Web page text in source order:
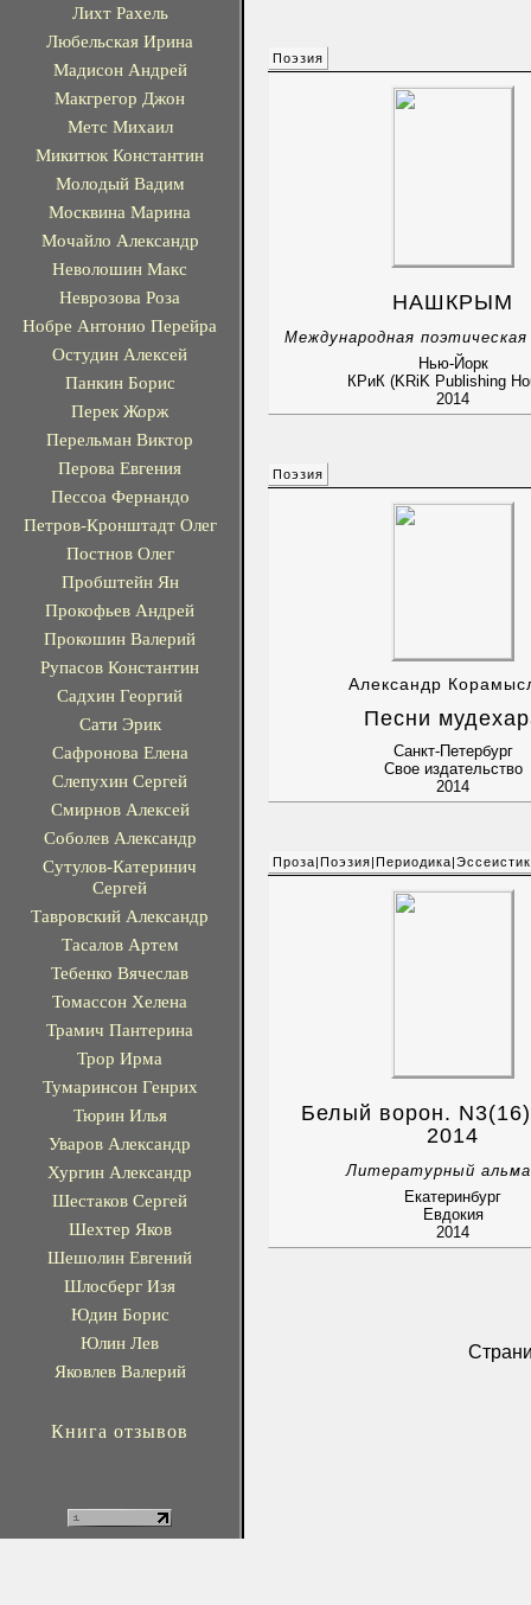
Лихт Рахель
Любельская Ирина
Мадисон Андрей
Макгрегор Джон
Метс Михаил
Микитюк Константин
Молодый Вадим
Москвина Марина
Мочайло Александр
Неволошин Макс
Неврозова Роза
Нобре Антонио Перейра
Остудин Алексей
Панкин Борис
Перек Жорж
Перельман Виктор
Перова Евгения
Пессоа Фернандо
Петров-Кронштадт Олег
Постнов Олег
Пробштейн Ян
Прокофьев Андрей
Прокошин Валерий
Рупасов Константин
Садхин Георгий
Сати Эрик
Сафронова Елена
Слепухин Сергей
Смирнов Алексей
Соболев Александр
Сутулов-Катеринич
Сергей
Тавровский Александр
Тасалов Артем
Тебенко Вячеслав
Томассон Хелена
Трамич Пантерина
Трор Ирма
Тумаринсон Генрих
Тюрин Илья
Уваров Александр
Хургин Александр
Шестаков Сергей
Шехтер Яков
Шешолин Евгений
Шлосберг Изя
Юдин Борис
Юлин Лев
Яковлев Валерий
Книга отзывов
Поэзия
НАШКРЫМ
Международная
Нью-Йорк
КРиК (KRiK Publishing
2014
Поэзия
Александр
Песни
Санкт-Петербург
Свое издательство
2014
Белый ворон.
2014
Литературный
Екатеринбург
Евдокия
2014